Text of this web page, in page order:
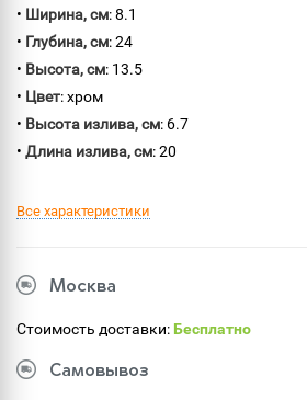
• Ширина, см: 8.1
• Глубина, см: 24
• Высота, см: 13.5
• Цвет: хром
• Высота излива, см: 6.7
• Длина излива, см: 20
Все характеристики
Москва
Стоимость доставки:Бесплатно
Самовывоз